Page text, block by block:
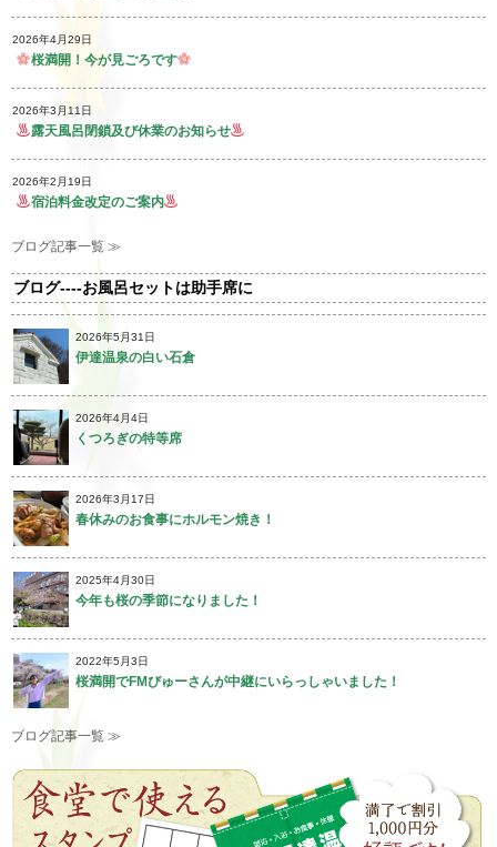
2026年4月29日
桜満開！今が見ごろです
2026年3月11日
露天風呂閉鎖及び休業のお知らせ
2026年2月19日
宿泊料金改定のご案内
ブログ記事一覧 ≫
ブログ----お風呂セットは助手席に
2026年5月31日
伊達温泉の白い石倉
2026年4月4日
くつろぎの特等席
2026年3月17日
春休みのお食事にホルモン焼き！
2025年4月30日
今年も桜の季節になりました！
2022年5月3日
桜満開でFMびゅーさんが中継にいらっしゃいました！
ブログ記事一覧 ≫